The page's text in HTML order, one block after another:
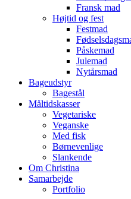
Fransk mad
Højtid og fest
Festmad
Påskemad
Julemad
Nytårsmad
Bageudstyr
Bagestål
Måltidskasser
Vegetariske
Veganske
Med fisk
Børnevenlige
Slankende
Om Christina
Samarbejde
Portfolio